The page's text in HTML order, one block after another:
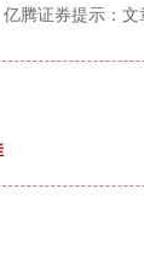
亿腾证券提示：文